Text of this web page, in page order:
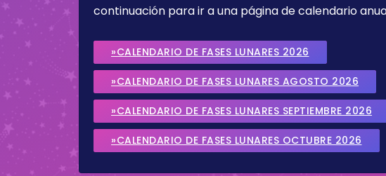
continuación para ir a una página de calendario
»CALENDARIO DE FASES LUNARES 2026
»CALENDARIO DE FASES LUNARES AGOSTO 2026
»CALENDARIO DE FASES LUNARES SEPTIEMBRE 2026
»CALENDARIO DE FASES LUNARES OCTUBRE 2026